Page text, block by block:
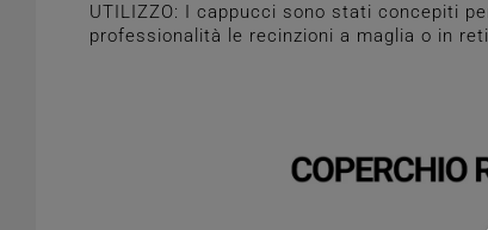
UTILIZZO: I cappucci sono stati concepiti
professionalità le recinzioni a maglia o in